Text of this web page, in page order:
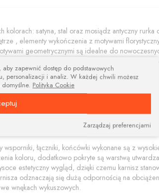
satyna, stal oraz mosiądz antyczny
, elementy wykończenia z motywami
geometrycznymi są idealne do
one również bardzo gustownie z zasłonami
wsporniki, łączniki, końcówki wykonane są z
koloru, dodatkowo pokryte są warstwą
estetyczny wygląd, dzięki czemu karnisz
odznaczają się dużą odpornością na
wnękach wykuszowych.
zapewnić dostęp do podstawowych
personalizacji i analiz. W każdej chwili możesz
Polityka Cookie
Zarządzaj preferencjami